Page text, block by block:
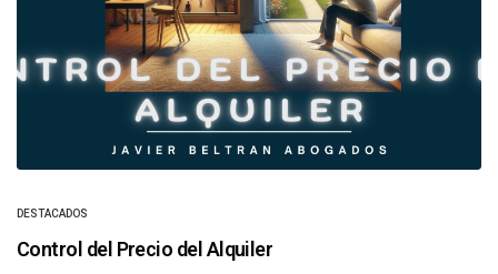
DESTACADOS
Control del Precio del Alquiler